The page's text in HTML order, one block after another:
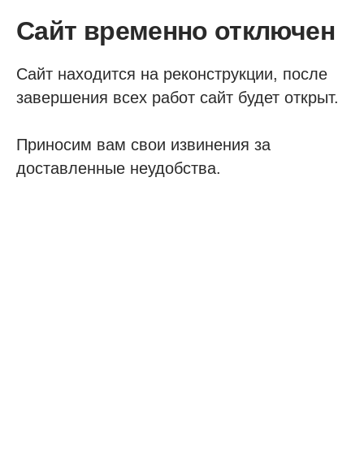
Сайт временно отключен
Сайт находится на реконструкции, после
завершения всех работ сайт будет открыт.
Приносим вам свои извинения за
доставленные неудобства.